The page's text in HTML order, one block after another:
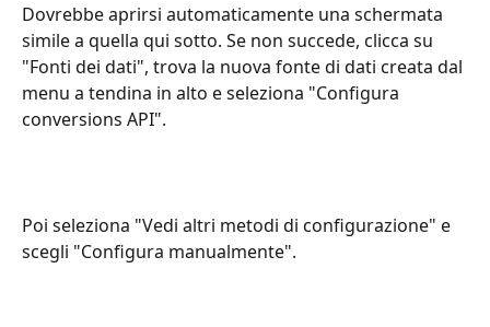
Dovrebbe aprirsi automaticamente una schermata
simile a quella qui sotto. Se non succede, clicca su
"Fonti dei dati", trova la nuova fonte di dati creata dal
menu a tendina in alto e seleziona "Configura
conversions API".
Poi seleziona "Vedi altri metodi di configurazione" e
scegli "Configura manualmente".